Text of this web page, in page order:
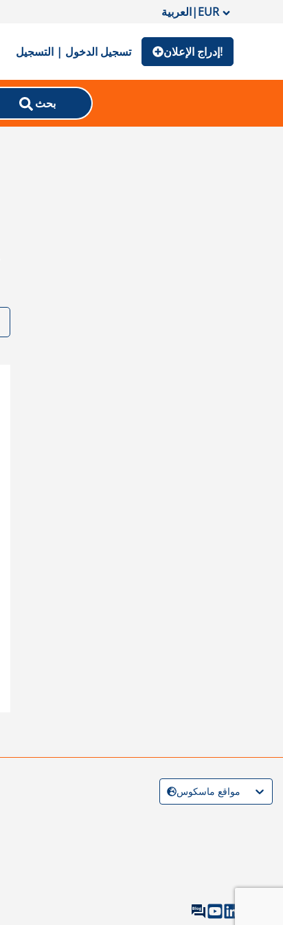
العربية|EUR
تسجيل الدخول | التسجيل إدراج الإعلان!
بحث
مواقع ماسكوس